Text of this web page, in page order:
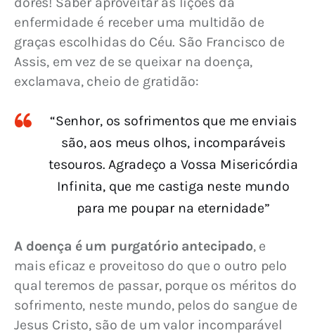
enfermidade é receber uma multidão de
graças escolhidas do Céu. São Francisco de
Assis, em vez de se queixar na doença,
exclamava, cheio de gratidão:
“Senhor, os sofrimentos que me enviais
são, aos meus olhos, incomparáveis
tesouros. Agradeço a Vossa Misericórdia
Infinita, que me castiga neste mundo
para me poupar na eternidade”
A doença é um purgatório antecipado, e
mais eficaz e proveitoso do que o outro pelo
qual teremos de passar, porque os méritos do
sofrimento, neste mundo, pelos do sangue de
Jesus Cristo, são de um valor incomparável